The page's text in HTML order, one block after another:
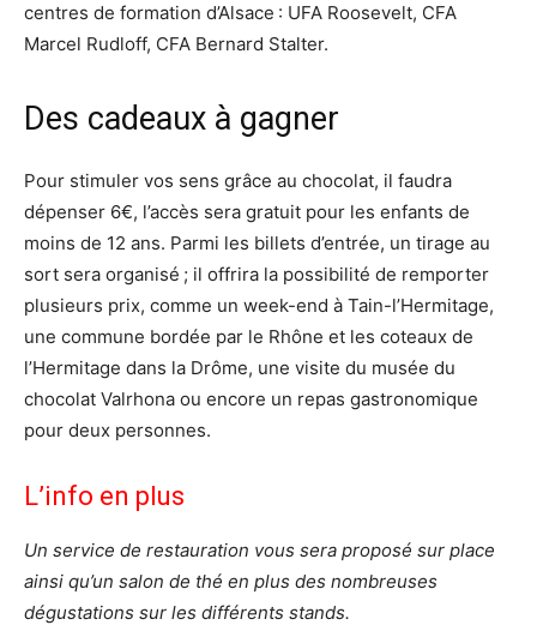
centres de formation d’Alsace : UFA Roosevelt, CFA
Marcel Rudloff, CFA Bernard Stalter.
Des cadeaux à gagner
Pour stimuler vos sens grâce au chocolat, il faudra
dépenser 6€, l’accès sera gratuit pour les enfants de
moins de 12 ans. Parmi les billets d’entrée, un tirage au
sort sera organisé ; il offrira la possibilité de remporter
plusieurs prix, comme un week-end à Tain-l’Hermitage,
une commune bordée par le Rhône et les coteaux de
l’Hermitage dans la Drôme, une visite du musée du
chocolat Valrhona ou encore un repas gastronomique
pour deux personnes.
L’info en plus
Un service de restauration vous sera proposé sur place
ainsi qu’un salon de thé en plus des nombreuses
dégustations sur les différents stands.